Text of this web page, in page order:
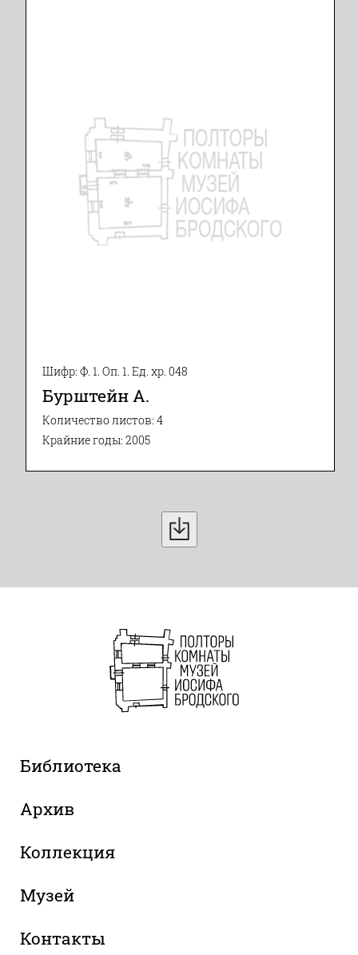
Шифр: Ф. 1. Оп. 1. Ед. хр. 048
Бурштейн А.
Количество листов: 4
Крайние годы: 2005
Библиотека
Архив
Коллекция
Музей
Контакты